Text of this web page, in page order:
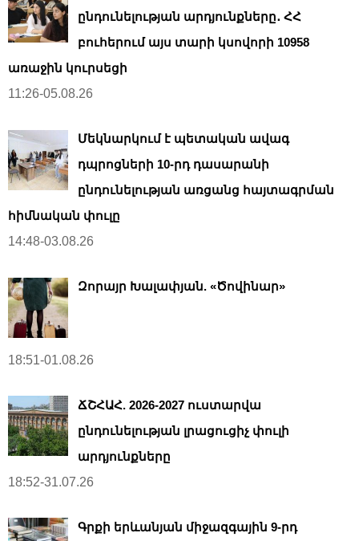
ընդունելության արդյունքները․ ՀՀ
բուհերում այս տարի կսովորի 10958
առաջին կուրսեցի
11:26-05.08.26
Մեկնարկում է պետական ավագ
դպրոցների 10-րդ դասարանի
ընդունելության առցանց հայտագրման
հիմնական փուլը
14:48-03.08.26
Զորայր Խալափյան. «Ծովինար»
18:51-01.08.26
ՃՇՀԱՀ. 2026-2027 ուստարվա
ընդունելության լրացուցիչ փուլի
արդյունքները
18:52-31.07.26
Գրքի երևանյան միջազգային 9-րդ